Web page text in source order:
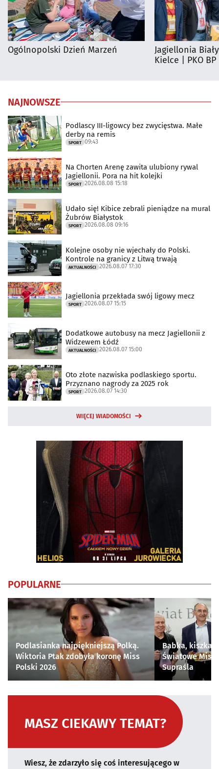
Ogólnopolski Dzień Marzeń
Jagiellonia
Kielce | PKO
NAJNOWSZE
Podlascy III-ligowcy bez zwycięstwa. Małe
derby na remis
SPORT 09:43
Na Chorten Arenę zawita ulubiony rywal
Jagiellonii. Pora na hit kolejki
SPORT 2026.08.08 15:18
Udało się! Kibice zebrali pieniądze na mural
Żubrów Białystok
SPORT 2026.08.08 09:16
Kolejne osoby nie wjechały do Polski.
Kontrole na granicy z Litwą trwają
AKTUALNOŚCI 2026.08.07 17:30
Jagiellonia przekłada swój ligowy mecz
SPORT 2026.08.07 15:15
Dodatkowe autobusy na mecz Jagiellonii z
Widzewem Łódź
AKTUALNOŚCI 2026.08.07 15:00
Oto złote nazwiska podlaskiego sportu.
Przyznano nagrody za 2025 rok
SPORT 2026.08.07 14:30
WIĘCEJ WIADOMOŚCI
POPULARNE
Podlasianka najpiękniejszą Polką.
Wiktoria Ptak zdobyła koronę Miss
Polski 2026
Babka, kiszka i
Światowe
Supraśla
MASZ CIEKAWY TEMAT?
Wiesz, że zdarzyło się coś interesującego w